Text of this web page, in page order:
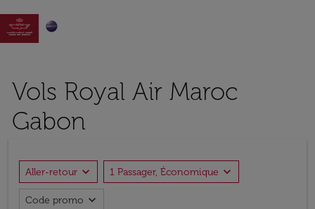

Vols Royal Air Maroc
Gabon
Aller-retour expand_more 1 Passager, Économique expand_more
Code promo expand_more